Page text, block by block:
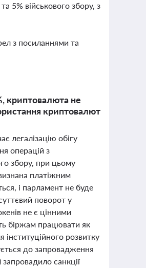
5% військового збору, з
з посиланнями та
криптовалюта не
криптовалют
легалізацію обігу
операцій з
збору, при цьому
платіжним
і парламент не буде
поворот у
не є цінними
біржам працювати як
інституційного розвитку
до запровадження
санкції